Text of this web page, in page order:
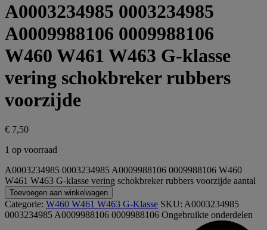
A0003234985 0003234985
A0009988106 0009988106
W460 W461 W463 G-klasse
vering schokbreker rubbers
voorzijde
€ 7,50
1 op voorraad
A0003234985 0003234985 A0009988106 0009988106 W460
W461 W463 G-klasse vering schokbreker rubbers voorzijde aantal
Toevoegen aan winkelwagen
Categorie: W460 W461 W463 G-Klasse SKU: A0003234985
0003234985 A0009988106 0009988106 Ongebruikte onderdelen